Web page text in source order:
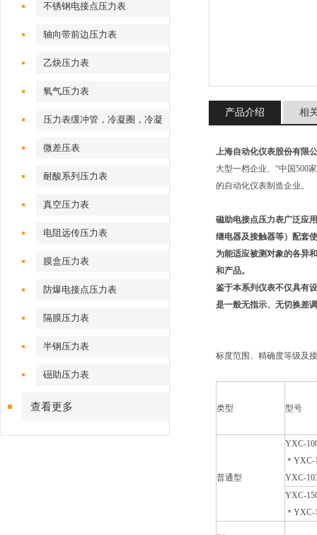
不锈钢电接点压力表
轴向带前边压力表
乙炔压力表
氧气压力表
压力表缓冲管，冷凝圈，冷凝
弯
微差压表
耐酸系列压力表
真空压力表
电阻远传压力表
膜盒压力表
防爆电接点压力表
隔膜压力表
半钢压力表
礠助压力表
查看更多
产品介绍 相
上海自动化仪表股份有限
大型一档企业、“中国500
的自动化仪表制造企业。
磁助电接点压力表广泛应
继电器及接触器等）配套
为能适应被测对象的各异
和产品。
鉴于本系列仪表不仅具有
是一般无指示、无切换差
标度范围、精确度等级及
类型 型号
普通型
YXC-
＊YXC-
YXC-
YXC-
＊YXC-